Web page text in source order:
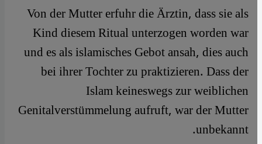
Von der Mutter erfuhr die Ärztin, dass sie als
Kind diesem Ritual unterzogen worden war
und es als islamisches Gebot ansah, dies auch
bei ihrer Tochter zu praktizieren. Dass der
Islam keineswegs zur weiblichen
Genitalverstümmelung aufruft, war der Mutter
unbekannt.